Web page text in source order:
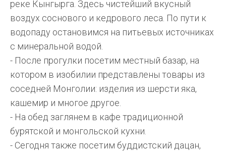
реке Кынгырга. Здесь чистейший вкусный
воздух соснового и кедрового леса. По пути к
водопаду остановимся на питьевых источниках
с минеральной водой.
- После прогулки посетим местный базар, на
котором в изобилии представлены товары из
соседней Монголии: изделия из шерсти яка,
кашемир и многое другое.
- На обед заглянем в кафе традиционной
бурятской и монгольской кухни.
- Сегодня также посетим буддистский дацан,